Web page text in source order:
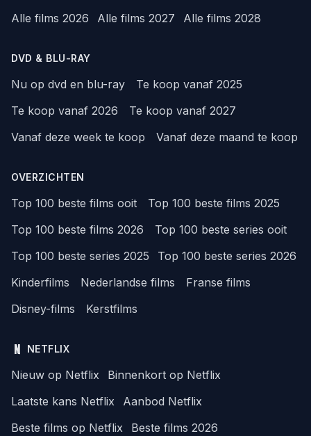
Alle films 2026
Alle films 2027 Alle films 2028
DVD & BLU-RAY
Nu op dvd en blu-ray
Te koop vanaf 2025
Te koop vanaf 2026
Te koop vanaf 2027
Vanaf deze week te koop
Vanaf deze maand te koop
OVERZICHTEN
Top 100 beste films ooit
Top 100 beste films 2025
Top 100 beste films 2026
Top 100 beste series ooit
Top 100 beste series 2025
Top 100 beste series 2026
Kinderfilms
Nederlandse films
Franse films
Disney-films
Kerstfilms
NETFLIX
Nieuw op Netflix
Binnenkort op Netflix
Laatste kans Netflix
Aanbod Netflix
Beste films op Netflix
Beste films 2026